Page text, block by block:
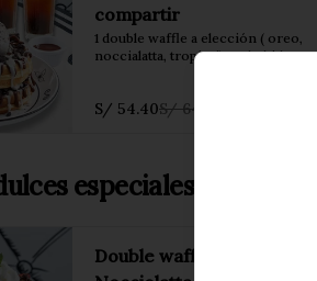
compartir
1 double waffle a elección ( oreo,
noccialatta, tropical) + 2 bebidas
S/ 54.40S/ 64.00
especiales de la casa
Double waffle